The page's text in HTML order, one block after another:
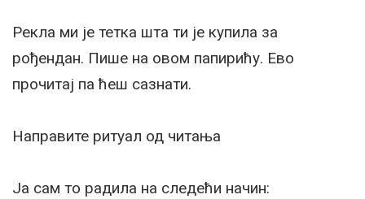
Рекла ми је тетка шта ти је купила за
рођендан. Пише на овом папирићу. Ево
прочитај па ћеш сазнати.
Направите ритуал од читања
Ја сам то радила на следећи начин: